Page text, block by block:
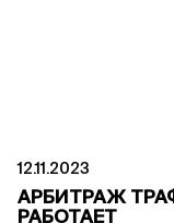
12.11.2023
АРБИТРАЖ
РАБОТАЕТ